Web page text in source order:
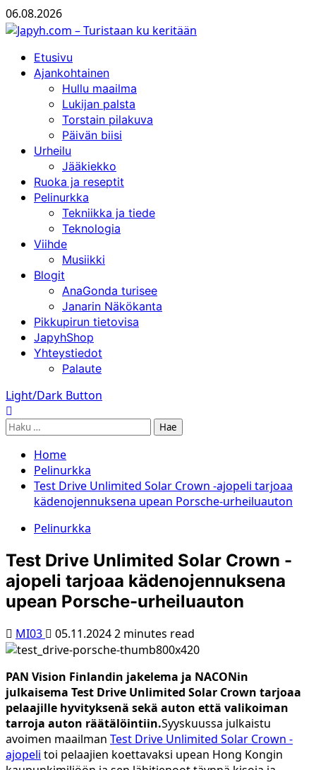
Skip
to
06.08.2026
Primary
Menu
Etusivu
Ajankohtainen
Hullu maailma
Lukijan palsta
Torstain pilakuva
Päivän biisi
Urheilu
Jääkiekko
Ruoka ja reseptit
Pelinurkka
Tekniikka ja tiede
Teknologia
Viihde
Musiikki
Blogit
AnaGonda turisee
Janarin Näkökanta
Pikkupirun tietovisa
JapyhShop
Yhteystiedot
Palaute
Light/Dark Button
Haku:
Home
Pelinurkka
Test Drive Unlimited Solar Crown -ajopeli tarjoaa
kädenojennuksena upean Porsche-urheiluauton
Pelinurkka
Test Drive Unlimited Solar Crown -
ajopeli tarjoaa kädenojennuksena
upean Porsche-urheiluauton
MI03 05.11.20242 minutes read
PAN Vision Finlandin jakelema ja NACONin
julkaisema Test Drive Unlimited Solar Crown tarjoaa
pelaajille hyvityksenä sekä auton että valikoiman
tarroja auton räätälöintiin.Syyskuussa julkaistu
avoimen maailman Test Drive Unlimited Solar Crown -
ajopeli toi pelaajien koettavaksi upean Hong Kongin